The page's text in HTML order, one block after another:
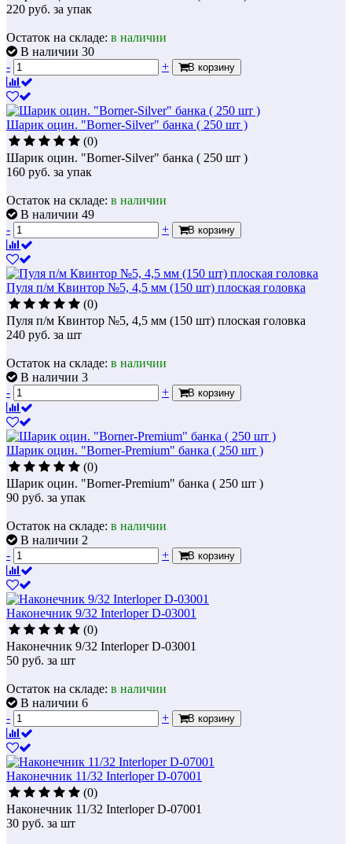
220 руб. за упак
Остаток на складе: в наличии
В наличии 30
-
+ В корзину
Шарик оцин. "Borner-Silver" банка ( 250 шт )
(0)
Шарик оцин. "Borner-Silver" банка ( 250 шт )
160 руб. за упак
Остаток на складе: в наличии
В наличии 49
-
+ В корзину
Пуля п/м Квинтор №5, 4,5 мм (150 шт) плоская головка
(0)
Пуля п/м Квинтор №5, 4,5 мм (150 шт) плоская головка
240 руб. за шт
Остаток на складе: в наличии
В наличии 3
-
+ В корзину
Шарик оцин. "Borner-Premium" банка ( 250 шт )
(0)
Шарик оцин. "Borner-Premium" банка ( 250 шт )
90 руб. за упак
Остаток на складе: в наличии
В наличии 2
-
+ В корзину
Наконечник 9/32 Interloper D-03001
(0)
Наконечник 9/32 Interloper D-03001
50 руб. за шт
Остаток на складе: в наличии
В наличии 6
-
+ В корзину
Наконечник 11/32 Interloper D-07001
(0)
Наконечник 11/32 Interloper D-07001
30 руб. за шт